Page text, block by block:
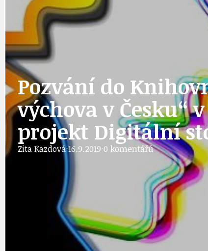
DOBRÉ ZPRÁVY
DOPORUČUJEME
DOPRAVA
HODKOVSKÁ ULICE
OBECNÍ
OBRAZEM,
Pozvání do
výchova v Česku“
projekt Digitální
Zita Kazdová·16.9.2019·0 komentářů